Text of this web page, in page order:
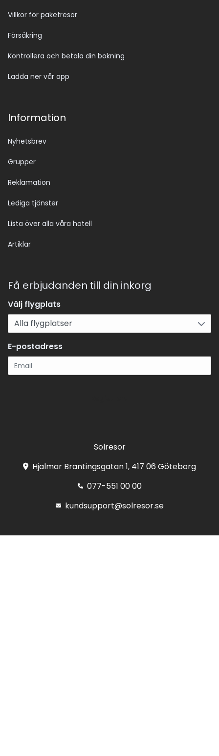
Villkor för paketresor
Försäkring
Kontrollera och betala din bokning
Ladda ner vår app
Information
Nyhetsbrev
Grupper
Reklamation
Lediga tjänster
Lista över alla våra hotell
Artiklar
Få erbjudanden till din inkorg
Välj flygplats
E-postadress
Solresor
Hjalmar Brantingsgatan 1, 417 06 Göteborg
077-551 00 00
kundsupport@solresor.se